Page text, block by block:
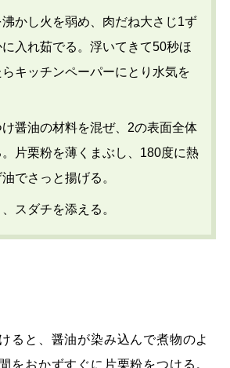
かし火を弱め、肉だね大さじ1ず
入れ茹でる。浮いてきて50秒ほ
らキッチンペーパーにとり水気を
醤油の材料を混ぜ、2の表面全体
片栗粉を薄くまぶし、180度に熱
でさっと揚げる。
スダチを添える。
ると、醤油が染み込んで煮物のよ
をおかずすぐに片栗粉をつける。